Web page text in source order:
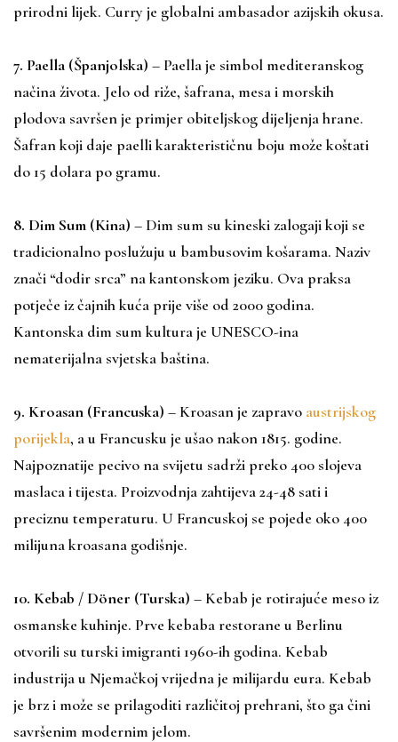
prirodni lijek. Curry je globalni ambasador azijskih okusa.
7. Paella (Španjolska) – Paella je simbol mediteranskog
načina života. Jelo od riže, šafrana, mesa i morskih
plodova savršen je primjer obiteljskog dijeljenja hrane.
Šafran koji daje paelli karakterističnu boju može koštati
do 15 dolara po gramu.
8. Dim Sum (Kina) – Dim sum su kineski zalogaji koji se
tradicionalno poslužuju u bambusovim košarama. Naziv
znači “dodir srca” na kantonskom jeziku. Ova praksa
potječe iz čajnih kuća prije više od 2000 godina.
Kantonska dim sum kultura je UNESCO-ina
nematerijalna svjetska baština.
9. Kroasan (Francuska) – Kroasan je zapravo austrijskog
porijekla, a u Francusku je ušao nakon 1815. godine.
Najpoznatije pecivo na svijetu sadrži preko 400 slojeva
maslaca i tijesta. Proizvodnja zahtijeva 24-48 sati i
preciznu temperaturu. U Francuskoj se pojede oko 400
milijuna kroasana godišnje.
10. Kebab / Döner (Turska) – Kebab je rotirajuće meso iz
osmanske kuhinje. Prve kebaba restorane u Berlinu
otvorili su turski imigranti 1960-ih godina. Kebab
industrija u Njemačkoj vrijedna je milijardu eura. Kebab
je brz i može se prilagoditi različitoj prehrani, što ga čini
savršenim modernim jelom.